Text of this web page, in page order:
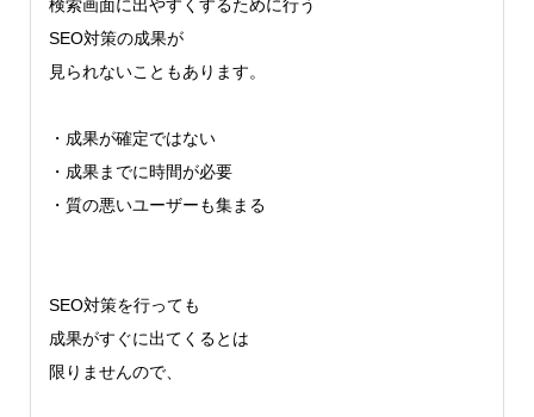
検索画面に出やすくするために行う
SEO対策の成果が
見られないこともあります。
・成果が確定ではない
・成果までに時間が必要
・質の悪いユーザーも集まる
SEO対策を行っても
成果がすぐに出てくるとは
限りませんので、